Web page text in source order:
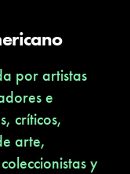
por artistas
e
críticos,
arte,
y